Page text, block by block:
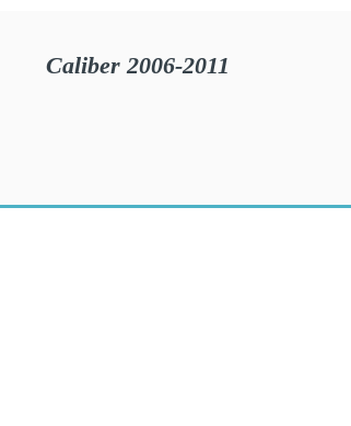
Caliber 2006-2011